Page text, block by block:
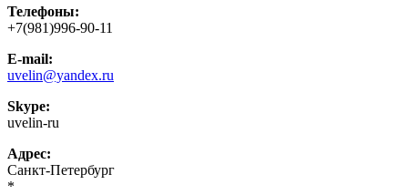
Телефоны:
+7(981)996-90-11
E-mail:
uvelin@yandex.ru
Skype:
uvelin-ru
Адрес:
Санкт-Петербург
*